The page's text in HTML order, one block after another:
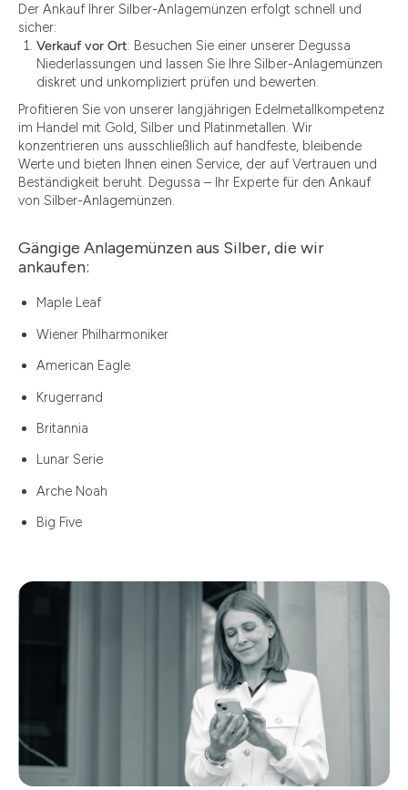
Der Ankauf Ihrer Silber-Anlagemünzen erfolgt schnell und
sicher:
Verkauf vor Ort: Besuchen Sie einer unserer Degussa
Niederlassungen und lassen Sie Ihre Silber-Anlagemünzen
diskret und unkompliziert prüfen und bewerten.
Profitieren Sie von unserer langjährigen Edelmetallkompetenz
im Handel mit Gold, Silber und Platinmetallen. Wir
konzentrieren uns ausschließlich auf handfeste, bleibende
Werte und bieten Ihnen einen Service, der auf Vertrauen und
Beständigkeit beruht. Degussa – Ihr Experte für den Ankauf
von Silber-Anlagemünzen.
Gängige Anlagemünzen aus Silber, die wir
ankaufen:
Maple Leaf
Wiener Philharmoniker
American Eagle
Krugerrand
Britannia
Lunar Serie
Arche Noah
Big Five